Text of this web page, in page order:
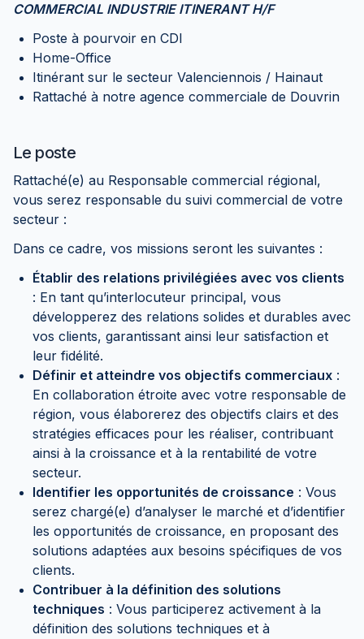
COMMERCIAL INDUSTRIE ITINERANT H/F
Poste à pourvoir en CDI
Home-Office
Itinérant sur le secteur Valenciennois / Hainaut
Rattaché à notre agence commerciale de Douvrin
Le poste
Rattaché(e) au Responsable commercial régional,
vous serez responsable du suivi commercial de votre
secteur :
Dans ce cadre, vos missions seront les suivantes :
Établir des relations privilégiées avec vos clients
: En tant qu’interlocuteur principal, vous
développerez des relations solides et durables avec
vos clients, garantissant ainsi leur satisfaction et
leur fidélité.
Définir et atteindre vos objectifs commerciaux :
En collaboration étroite avec votre responsable de
région, vous élaborerez des objectifs clairs et des
stratégies efficaces pour les réaliser, contribuant
ainsi à la croissance et à la rentabilité de votre
secteur.
Identifier les opportunités de croissance : Vous
serez chargé(e) d’analyser le marché et d’identifier
les opportunités de croissance, en proposant des
solutions adaptées aux besoins spécifiques de vos
clients.
Contribuer à la définition des solutions
techniques : Vous participerez activement à la
définition des solutions techniques et à